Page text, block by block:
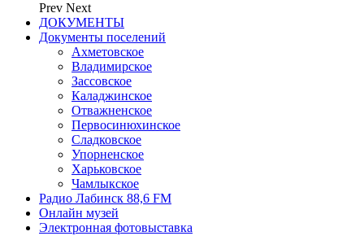
Prev Next
ДОКУМЕНТЫ
Документы поселений
Ахметовское
Владимирское
Зассовское
Каладжинское
Отважненское
Первосинюхинское
Сладковское
Упорненское
Харьковское
Чамлыкское
Радио Лабинск 88,6 FM
Онлайн музей
Электронная фотовыставка